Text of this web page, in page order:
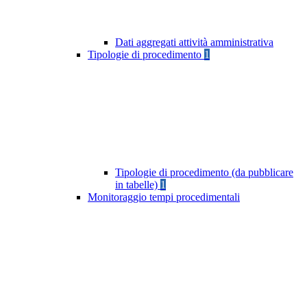
Dati aggregati attività amministrativa
Tipologie di procedimento 1
Tipologie di procedimento (da pubblicare
in tabelle) 1
Monitoraggio tempi procedimentali